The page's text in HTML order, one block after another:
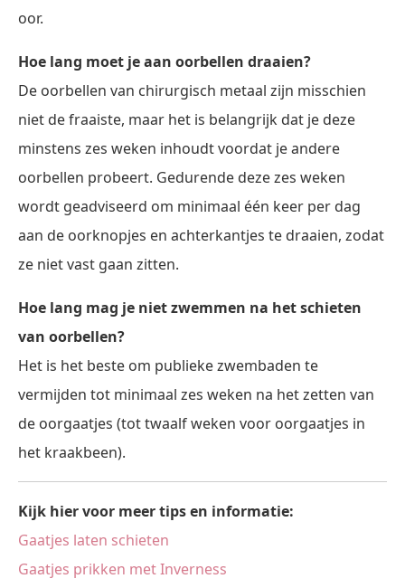
oor.
Hoe lang moet je aan oorbellen draaien?
De oorbellen van chirurgisch metaal zijn misschien
niet de fraaiste, maar het is belangrijk dat je deze
minstens zes weken inhoudt voordat je andere
oorbellen probeert. Gedurende deze zes weken
wordt geadviseerd om minimaal één keer per dag
aan de oorknopjes en achterkantjes te draaien, zodat
ze niet vast gaan zitten.
Hoe lang mag je niet zwemmen na het schieten
van oorbellen?
Het is het beste om publieke zwembaden te
vermijden tot minimaal zes weken na het zetten van
de oorgaatjes (tot twaalf weken voor oorgaatjes in
het kraakbeen).
Kijk hier voor meer tips en informatie:
Gaatjes laten schieten
Gaatjes prikken met Inverness